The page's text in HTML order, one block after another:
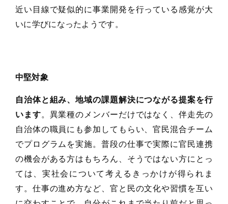
近い目線で疑似的に事業開発を行っている感覚が大
いに学びになったようです。
中堅対象
自治体と組み、地域の課題解決につながる提案を行
います。異業種のメンバーだけではなく、伴走先の
自治体の職員にも参加してもらい、官民混合チーム
でプログラムを実施。普段の仕事で実際に官民連携
の機会がある方はもちろん、そうではない方にとっ
ては、実社会について考えるきっかけが得られま
す。仕事の進め方など、官と民の文化や習慣を互い